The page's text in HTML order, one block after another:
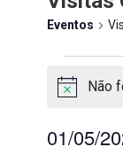
Eventos
Eventos
AvisoNão
01/05/